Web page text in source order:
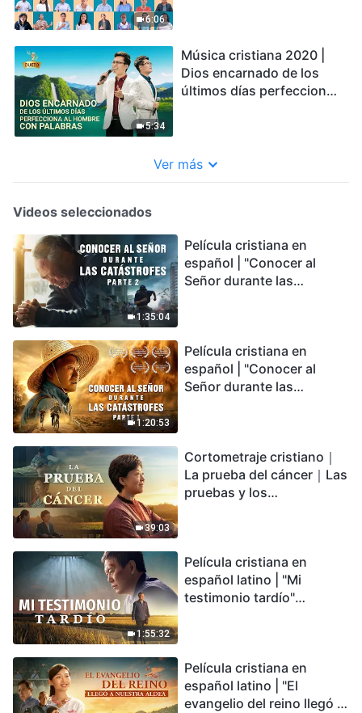
6:06
5:34
Música cristiana 2020 |
Dios encarnado de los
últimos días perfecciona
Ver más
Videos seleccionados
1:35:04
Película cristiana en
español | "Conocer al
Señor durante las
podemos sobrevivir?
1:20:53
Película cristiana en
español | "Conocer al
Señor durante las
encontrarás refugio?
39:03
Cortometraje cristiano｜
La prueba del cáncer｜Las
pruebas y los
1:55:32
Película cristiana en
español latino | "Mi
testimonio tardío"
conmovedor
Película cristiana en
español latino | "El
evangelio del reino llegó a